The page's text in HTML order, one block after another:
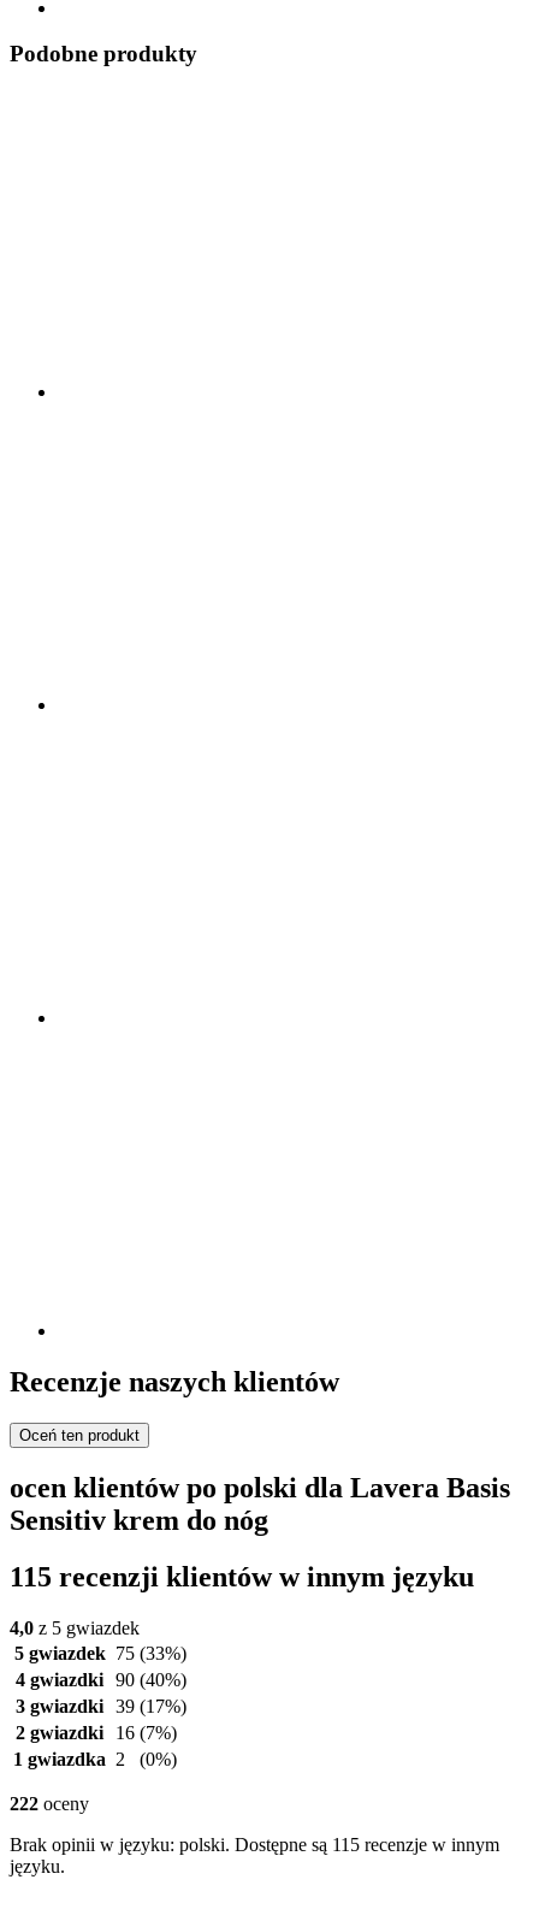
Podobne produkty
Recenzje naszych klientów
Oceń ten produkt
ocen klientów po polski dla Lavera Basis
Sensitiv krem do nóg
115 recenzji klientów w innym języku
4,0 z 5 gwiazdek
5 gwiazdek 75 (33%)
4 gwiazdki 90 (40%)
3 gwiazdki 39 (17%)
2 gwiazdki
16 (7%)
1 gwiazdka 2 (0%)
222 oceny
Brak opinii w języku: polski. Dostępne są 115 recenzje w innym
języku.